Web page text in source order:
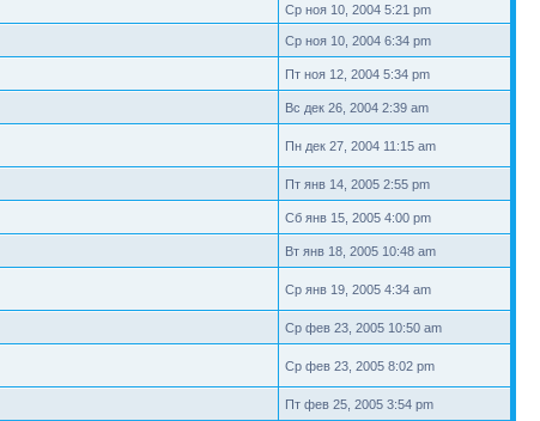
Ср ноя 10, 2004 5:21 pm
Ср ноя 10, 2004 6:34 pm
Пт ноя 12, 2004 5:34 pm
Вс дек 26, 2004 2:39 am
Пн дек 27, 2004 11:15 am
Пт янв 14, 2005 2:55 pm
Сб янв 15, 2005 4:00 pm
Вт янв 18, 2005 10:48 am
Ср янв 19, 2005 4:34 am
Ср фев 23, 2005 10:50 am
Ср фев 23, 2005 8:02 pm
Пт фев 25, 2005 3:54 pm